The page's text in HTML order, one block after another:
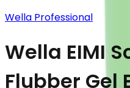
Wella Professional
Wella EIMI
Flubber Gel